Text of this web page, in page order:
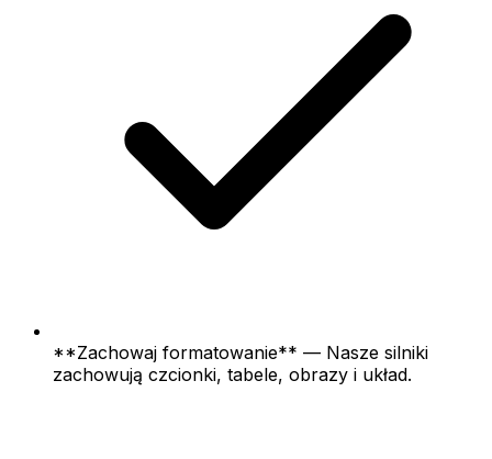
**Zachowaj formatowanie** — Nasze silniki
zachowują czcionki, tabele, obrazy i układ.